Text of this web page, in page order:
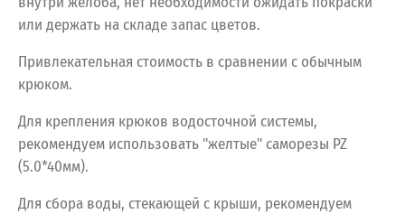
или держать на складе запас цветов.
Привлекательная стоимость в сравнении с обычным
крюком.
Для крепления крюков водосточной системы,
рекомендуем использовать "желтые" саморезы PZ
(5.0*40мм).
Для сбора воды, стекающей с крыши, рекомендуем